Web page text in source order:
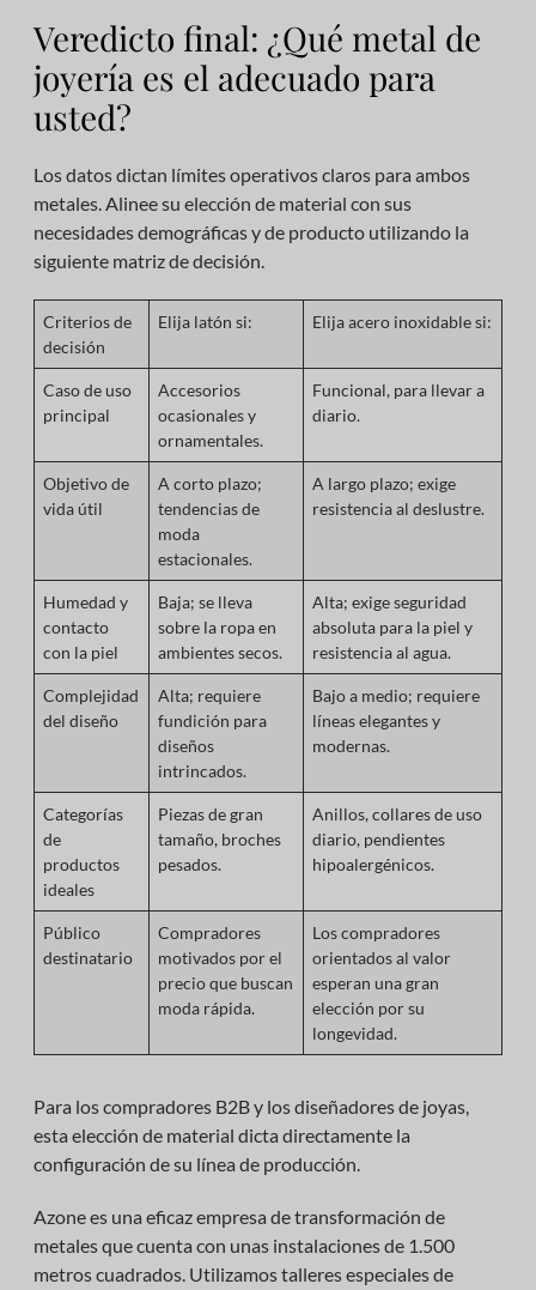
Veredicto final: ¿Qué metal de
joyería es el adecuado para
usted?
Los datos dictan límites operativos claros para ambos
metales. Alinee su elección de material con sus
necesidades demográficas y de producto utilizando la
siguiente matriz de decisión.
Criterios de
decisión
Elija latón si: Elija acero inoxidable si:
Caso de uso
principal
Accesorios
ocasionales y
ornamentales.
Funcional, para llevar a
diario.
Objetivo de
vida útil
A corto plazo;
tendencias de
moda
estacionales.
A largo plazo; exige
resistencia al deslustre.
Humedad y
contacto
con la piel
Baja; se lleva
sobre la ropa en
ambientes secos.
Alta; exige seguridad
absoluta para la piel y
resistencia al agua.
Complejidad
del diseño
Alta; requiere
fundición para
diseños
intrincados.
Bajo a medio; requiere
líneas elegantes y
modernas.
Categorías
de
productos
ideales
Piezas de gran
tamaño, broches
pesados.
Anillos, collares de uso
diario, pendientes
hipoalergénicos.
Público
destinatario
Compradores
motivados por el
precio que buscan
moda rápida.
Los compradores
orientados al valor
esperan una gran
elección por su
longevidad.
Para los compradores B2B y los diseñadores de joyas,
esta elección de material dicta directamente la
configuración de su línea de producción.
Azone es una eficaz empresa de transformación de
metales que cuenta con unas instalaciones de 1.500
metros cuadrados. Utilizamos talleres especiales de